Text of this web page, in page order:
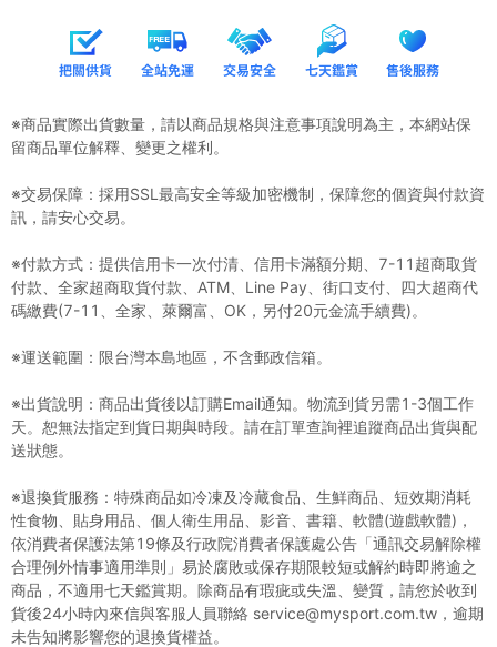
※商品實際出貨數量，請以商品規格與注意事項說明為主，本網站保
留商品單位解釋、變更之權利。
※交易保障：採用SSL最高安全等級加密機制，保障您的個資與付款資
訊，請安心交易。
※付款方式：提供信用卡一次付清、信用卡滿額分期、7-11超商取貨
付款、全家超商取貨付款、ATM、Line Pay、街口支付、四大超商代
碼繳費(7-11、全家、萊爾富、OK，另付20元金流手續費)。
※運送範圍：限台灣本島地區，不含郵政信箱。
※出貨說明：商品出貨後以訂購Email通知。物流到貨另需1-3個工作
天。恕無法指定到貨日期與時段。請在訂單查詢裡追蹤商品出貨與配
送狀態。
※退換貨服務：特殊商品如冷凍及冷藏食品、生鮮商品、短效期消耗
性食物、貼身用品、個人衛生用品、影音、書籍、軟體(遊戲軟體)，
依消費者保護法第19條及行政院消費者保護處公告「通訊交易解除權
合理例外情事適用準則」易於腐敗或保存期限較短或解約時即將逾之
商品，不適用七天鑑賞期。除商品有瑕疵或失溫、變質，請您於收到
貨後24小時內來信與客服人員聯絡 service@mysport.com.tw，逾期
未告知將影響您的退換貨權益。